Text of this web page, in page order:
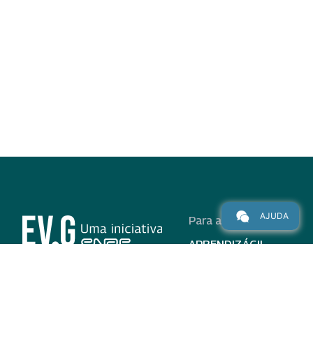
Para alunos
APRENDIZÁGIL
AJUDA